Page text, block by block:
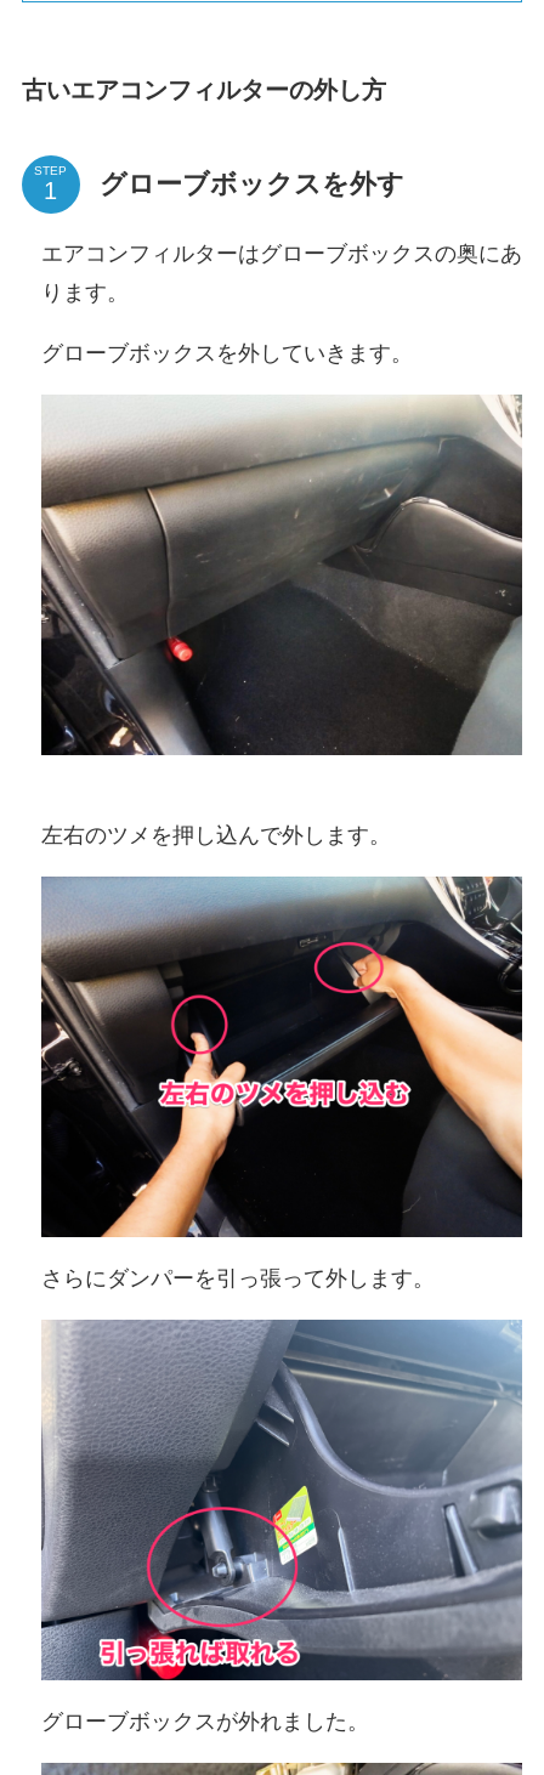
古いエアコンフィルターの外し方
STEP グローブボックスを外す
エアコンフィルターはグローブボックスの奥にあ
ります。
グローブボックスを外していきます。
左右のツメを押し込んで外します。
さらにダンパーを引っ張って外します。
グローブボックスが外れました。